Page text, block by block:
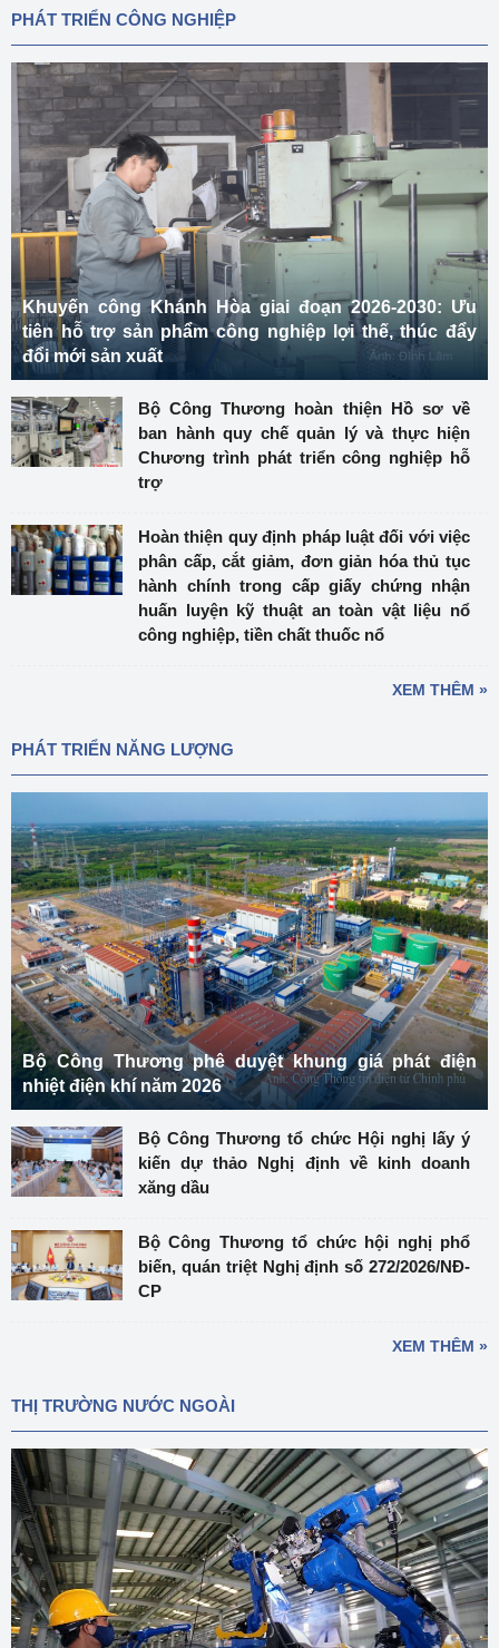
PHÁT TRIỂN CÔNG NGHIỆP
Khuyến công Khánh Hòa giai đoạn 2026-2030: Ưu
tiên hỗ trợ sản phẩm công nghiệp lợi thế, thúc đẩy
đổi mới sản xuất
Bộ Công Thương hoàn thiện Hồ sơ về
ban hành quy chế quản lý và thực hiện
Chương trình phát triển công nghiệp hỗ
trợ
Hoàn thiện quy định pháp luật đối với việc
phân cấp, cắt giảm, đơn giản hóa thủ tục
hành chính trong cấp giấy chứng nhận
huấn luyện kỹ thuật an toàn vật liệu nổ
công nghiệp, tiền chất thuốc nổ
XEM THÊM »
PHÁT TRIỂN NĂNG LƯỢNG
Bộ Công Thương phê duyệt khung giá phát điện
nhiệt điện khí năm 2026
Bộ Công Thương tổ chức Hội nghị lấy ý
kiến dự thảo Nghị định về kinh doanh
xăng dầu
Bộ Công Thương tổ chức hội nghị phổ
biến, quán triệt Nghị định số 272/2026/NĐ-
CP
XEM THÊM »
THỊ TRƯỜNG NƯỚC NGOÀI